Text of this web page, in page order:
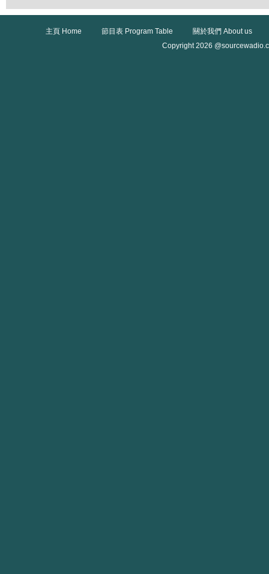
主頁 Home 節目表 Program Table
關於我們 About us
Copyright 2026